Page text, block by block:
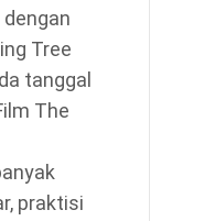
dengan
Tree
tanggal
The
praktisi